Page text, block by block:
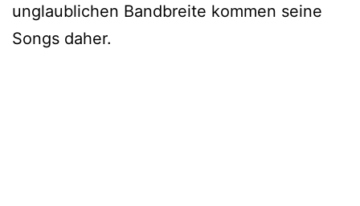
unglaublichen Bandbreite kommen seine
Songs daher.